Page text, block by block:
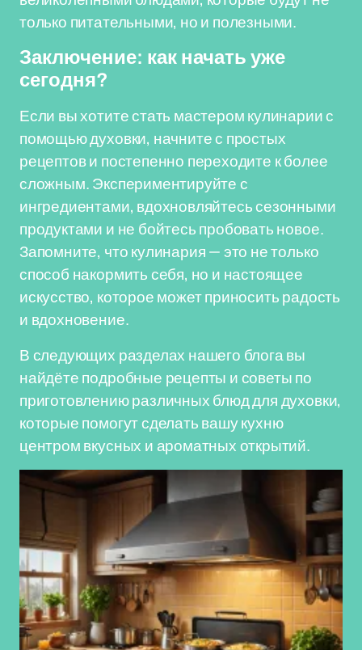
только питательными, но и полезными.
Заключение: как начать уже
сегодня?
Если вы хотите стать мастером кулинарии с
помощью духовки, начните с простых
рецептов и постепенно переходите к более
сложным. Экспериментируйте с
ингредиентами, вдохновляйтесь сезонными
продуктами и не бойтесь пробовать новое.
Запомните, что кулинария — это не только
способ накормить себя, но и настоящее
искусство, которое может приносить радость
и вдохновение.
В следующих разделах нашего блога вы
найдёте подробные рецепты и советы по
приготовлению различных блюд для духовки,
которые помогут сделать вашу кухню
центром вкусных и ароматных открытий.